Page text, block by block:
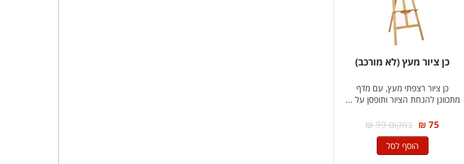
כן ציור מעץ (לא מורכב)
כן ציור רצפתי מעץ, עם מדף
מתכוונן להנחת הציור ותופסן על ...
75 ₪ במקום 99 ₪
הוסף לסל